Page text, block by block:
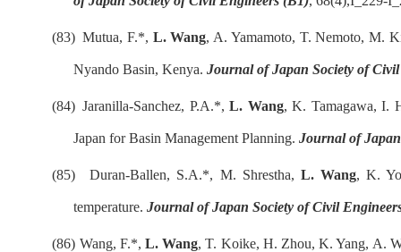
(83) Mutua, F.*, L. Wang, A. Yamamoto, T. Nemoto, M.
Nyando Basin, Kenya.Journal of Japan Society of
(84) Jaranilla-Sanchez, P.A.*, L. Wang, K. Tamagawa, I.
Japan for Basin Management Planning.Journal of
(85) Duran-Ballen, S.A.*, M. Shrestha, L. Wang, K.
temperature.Journal of Japan Society of Civil
(86) Wang, F.*, L. Wang, T. Koike, H. Zhou, K. Yang, A.